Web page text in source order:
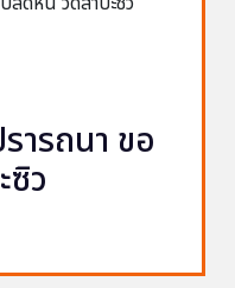
ารถนา ขอ
ว